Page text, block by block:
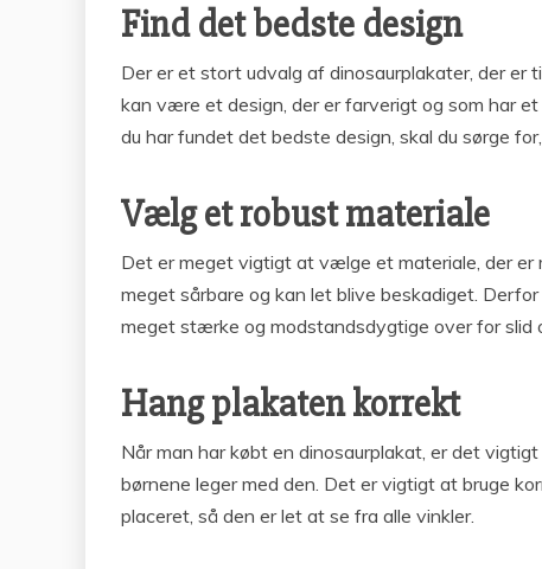
Find det bedste design
Der er et stort udvalg af dinosaurplakater, der
kan være et design, der er farverigt og som har
du har fundet det bedste design, skal du sørge
Vælg et robust materiale
Det er meget vigtigt at vælge et materiale, der er
meget sårbare og kan let blive beskadiget.
meget stærke og modstandsdygtige over for slid
Hang plakaten korrekt
Når man har købt en dinosaurplakat, er det
børnene leger med den. Det er vigtigt at bruge
placeret, så den er let at se fra alle vinkler.